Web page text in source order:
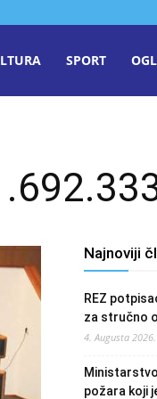
SPORT
Najnoviji
REZ
za stručno
4. Augusta 2026.
požara koji